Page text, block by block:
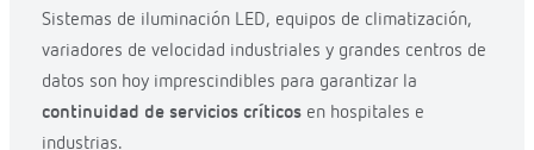
Sistemas de iluminación LED, equipos de climatización,
variadores de velocidad industriales y grandes centros de
datos son hoy imprescindibles para garantizar la
continuidad de servicios críticos en hospitales e
industrias.